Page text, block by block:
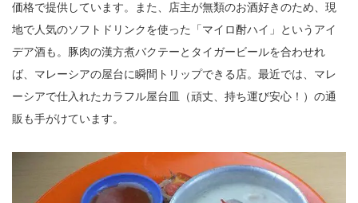
価格で提供しています。また、店主が無類のお酒好きのため、現
地で人気のソフトドリンクを使った「マイロ酎ハイ」というアイ
デア酒も。豚肉の漢方煮バクテーとタイガービールを合わせれ
ば、マレーシアの屋台に瞬間トリップできる店。最近では、マレ
ーシアで仕入れたカラフル屋台皿（頑丈、持ち運び安心！）の通
販も手がけています。